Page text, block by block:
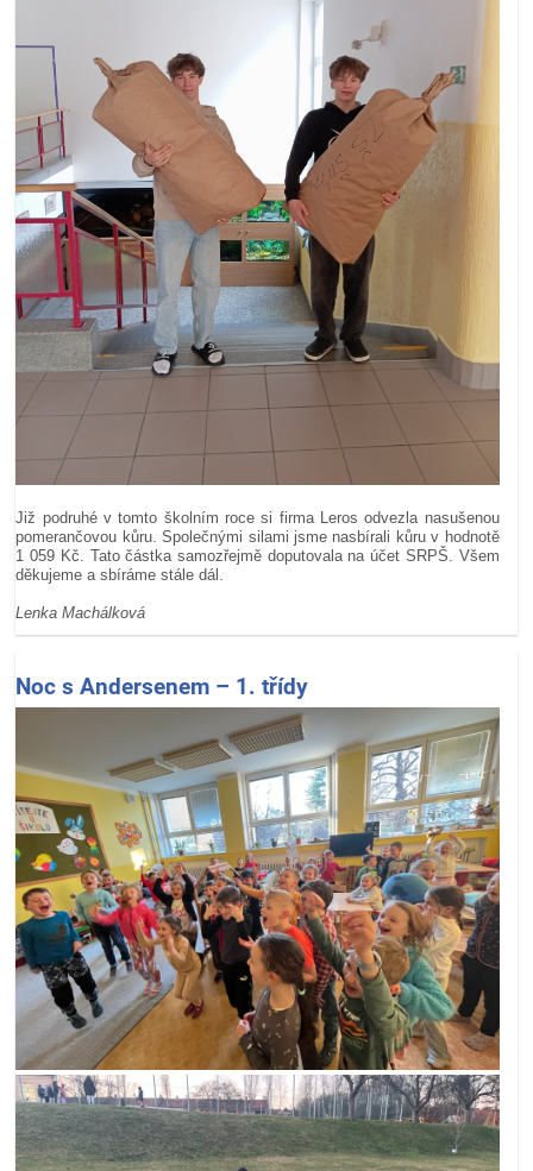
Již podruhé v tomto školním roce si firma Leros odvezla nasušenou
pomerančovou kůru. Společnými silami jsme nasbírali kůru v hodnotě
1 059 Kč. Tato částka samozřejmě doputovala na účet SRPŠ. Všem
děkujeme a sbíráme stále dál.
Lenka Machálková
Noc s Andersenem – 1. třídy